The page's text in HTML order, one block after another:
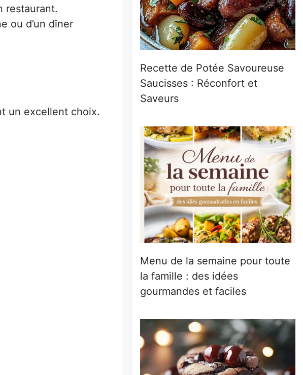
restaurant.
ou d’un dîner
un excellent choix.
Recette de Potée Savoureuse
Saucisses : Réconfort et
Saveurs
Menu de la semaine pour toute
la famille : des idées
gourmandes et faciles